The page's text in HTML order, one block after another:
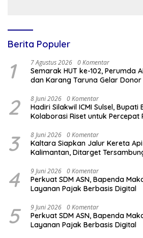
Berita Populer
1 7 Agustus 2026 0 Komentar
Semarak HUT ke-102, Perumda
dan Karang Taruna Gelar
2 8 Juni 2026 0 Komentar
Hadiri Silakwil ICMI Sulsel,
Kolaborasi Riset untuk Percepat
3 8 Juni 2026 0 Komentar
Kaltara Siapkan Jalur Kereta
Kalimantan, Ditarget
4 9 Juni 2026 0 Komentar
Perkuat SDM ASN, Bapenda
Layanan Pajak Berbasis Digital
5 9 Juni 2026 0 Komentar
Perkuat SDM ASN, Bapenda
Layanan Pajak Berbasis Digital